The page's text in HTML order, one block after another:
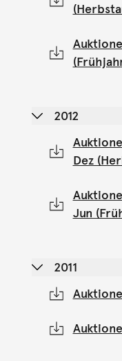
2012
Dez
Jun
2011